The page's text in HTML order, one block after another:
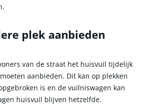
plek aanbieden
van de straat het huisvuil tijdelijk
aanbieden. Dit kan op plekken
is en de vuilniswagen kan
huisvuil blijven hetzelfde.